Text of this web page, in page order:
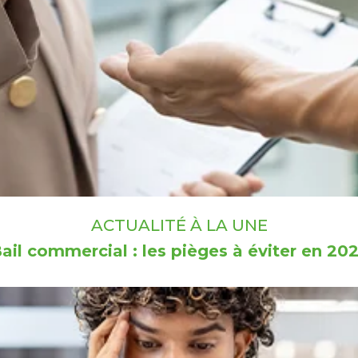
ACTUALITÉ À LA UNE
commercial : les pièges à éviter en